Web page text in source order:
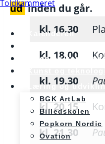
Kalenderen
Møde og
Læring og
BGK ArtLab
Billedskolen
Popkorn Nordic
Ovation
udinden du går.
kl. 16.30
kl. 18.00
kl. 19.30
kl. 20.15
kl. 21.30